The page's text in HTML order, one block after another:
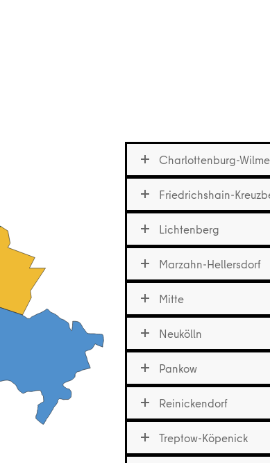
Charlottenburg-
Friedrichshain-
Lichtenberg
Marzahn-Hellersdorf
Mitte
Neukölln
Pankow
Reinickendorf
Treptow-Köpenick